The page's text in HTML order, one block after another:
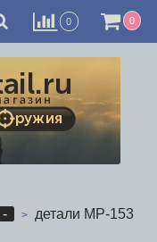
0 0
- детали МР-153